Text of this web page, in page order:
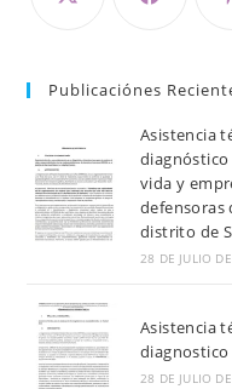
Publicaciónes
Asistencia
vida y
defensoras
distrito de
28 DE JULIO
Asistencia
28 DE JULIO